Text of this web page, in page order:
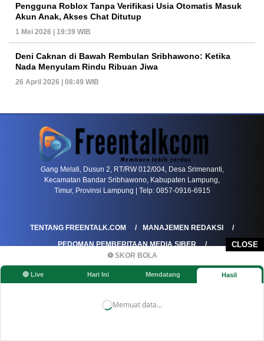
CLOSE
⚽ SKOR BOLA
🔴 Live Hari Ini Mendatang Hasil
Memuat data...
Pengguna Roblox Tanpa Verifikasi Usia Otomatis Masuk
Akun Anak, Akses Chat Ditutup
1 Mei 2026 | 19:39 WIB
Deni Caknan di Bawah Rembulan Sribhawono: Ketika
Nada Menyulam Rindu Ribuan Jiwa
26 April 2026 | 08:49 WIB
Gang Melati, Dusun 2, RT/RW 012/004, Desa Srimenanti,
Kecamatan Bandar Sribhawono, Kabupaten Lampung,
Timur, Provinsi Lampung | Telp: 0857-0916-6915
TENTANG FREENTALK.COM
MANAJEMEN REDAKSI
PEDOMAN PEMBERITAAN MEDIA SIBER
PEDOMAN PEMBERITAAN RAMAH ANAK
KOREKSI & KLARIFIKASI
KEBIJAKAN IKLAN / ADVERTORIAL